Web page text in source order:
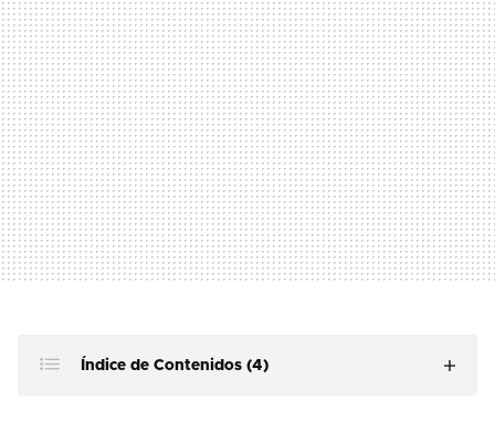
Índice de Contenidos (4)